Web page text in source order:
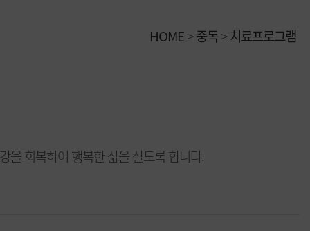
HOME>중독> 치료프로그램
을 회복하여 행복한 삶을 살도록 합니다.